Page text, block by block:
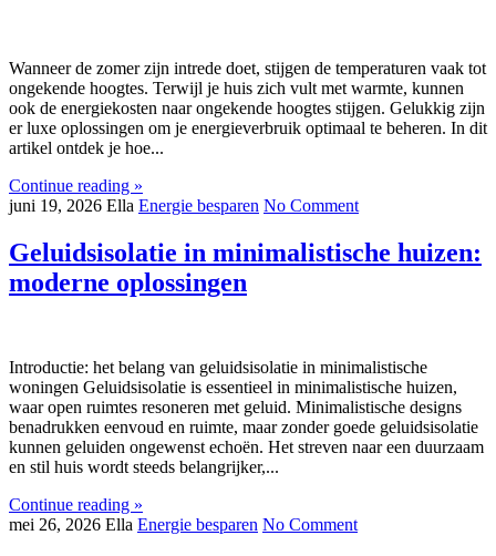
Wanneer de zomer zijn intrede doet, stijgen de temperaturen vaak tot
ongekende hoogtes. Terwijl je huis zich vult met warmte, kunnen
ook de energiekosten naar ongekende hoogtes stijgen. Gelukkig zijn
er luxe oplossingen om je energieverbruik optimaal te beheren. In dit
artikel ontdek je hoe...
Continue reading »
juni 19, 2026 Ella Energie besparen No Comment
Geluidsisolatie in minimalistische huizen:
moderne oplossingen
Introductie: het belang van geluidsisolatie in minimalistische
woningen Geluidsisolatie is essentieel in minimalistische huizen,
waar open ruimtes resoneren met geluid. Minimalistische designs
benadrukken eenvoud en ruimte, maar zonder goede geluidsisolatie
kunnen geluiden ongewenst echoën. Het streven naar een duurzaam
en stil huis wordt steeds belangrijker,...
Continue reading »
mei 26, 2026 Ella Energie besparen No Comment